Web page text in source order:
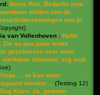
Beste Rob, Bedankt voor
stellen van de
van je
)
van Vollenhoven : Hallo
Zie nu pas jouw leuke
geschreven over onze
vierkante klamboe, erg leuk
)
Oeps ... er kan weer
worden ...
(Testing 12)
Dag Koen. Ja, gewoon